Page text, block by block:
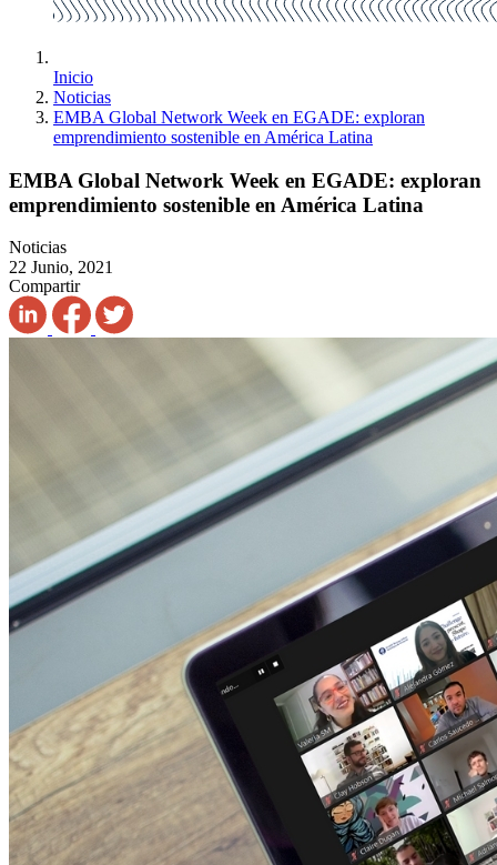
Inicio
Noticias
EMBA Global Network Week en EGADE: exploran
emprendimiento sostenible en América Latina
EMBA Global Network Week en EGADE: exploran
emprendimiento sostenible en América Latina
Noticias
22 Junio, 2021
Compartir